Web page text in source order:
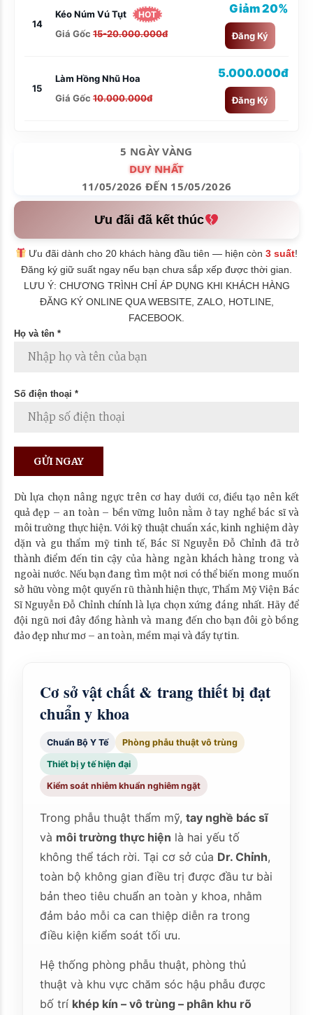
14
Kéo Núm Vú Tụt HOT
Giá Gốc 15-20.000.000đ
Giảm 20%
Đăng Ký
15
Làm Hồng Nhũ Hoa
Giá Gốc 10.000.000đ
5.000.000đ
Đăng Ký
5 NGÀY VÀNG
DUY NHẤT
11/05/2026 ĐẾN 15/05/2026
Ưu đãi đã kết thúc
Ưu đãi dành cho 20 khách hàng đầu tiên — hiện còn3 suất!
Đăng ký giữ suất ngay nếu bạn chưa sắp xếp được thời gian.
LƯU Ý: CHƯƠNG TRÌNH CHỈ ÁP DỤNG KHI KHÁCH HÀNG
ĐĂNG KÝ ONLINE QUA WEBSITE, ZALO, HOTLINE,
FACEBOOK.
Họ và tên *
Số điện thoại *
Dù lựa chọn nâng ngực trên cơ hay dưới cơ, điều tạo nên kết
quả đẹp – an toàn – bền vững luôn nằm ở tay nghề bác sĩ và
môi trường thực hiện. Với kỹ thuật chuẩn xác, kinh nghiệm dày
dặn và gu thẩm mỹ tinh tế, Bác Sĩ Nguyễn Đỗ Chỉnh đã trở
thành điểm đến tin cậy của hàng ngàn khách hàng trong và
ngoài nước. Nếu bạn đang tìm một nơi có thể biến mong muốn
sở hữu vòng một quyến rũ thành hiện thực, Thẩm Mỹ Viện Bác
Sĩ Nguyễn Đỗ Chỉnh chính là lựa chọn xứng đáng nhất. Hãy để
đội ngũ nơi đây đồng hành và mang đến cho bạn đôi gò bồng
đảo đẹp như mơ – an toàn, mềm mại và đầy tự tin.
Cơ sở vật chất & trang thiết bị đạt
chuẩn y khoa
Chuẩn Bộ Y Tế Phòng phẫu thuật vô trùng
Thiết bị y tế hiện đại
Kiểm soát nhiễm khuẩn nghiêm ngặt
Trong phẫu thuật thẩm mỹ,tay nghề bác sĩ
và môi trường thực hiện là hai yếu tố
không thể tách rời. Tại cơ sở của Dr. Chỉnh,
toàn bộ không gian điều trị được đầu tư bài
bản theo tiêu chuẩn an toàn y khoa, nhằm
đảm bảo mỗi ca can thiệp diễn ra trong
điều kiện kiểm soát tối ưu.
Hệ thống phòng phẫu thuật, phòng thủ
thuật và khu vực chăm sóc hậu phẫu được
bố trí khép kín – vô trùng – phân khu rõ